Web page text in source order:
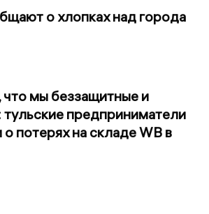
о хлопках над города
что мы беззащитные и
предприниматели
о потерях на складе WB в